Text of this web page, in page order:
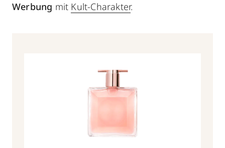
Werbung mit Kult-Charakter.